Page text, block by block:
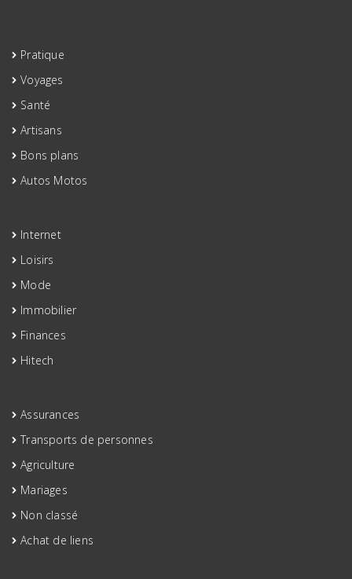
Pratique
Voyages
Santé
Artisans
Bons plans
Autos Motos
Internet
Loisirs
Mode
Immobilier
Finances
Hitech
Assurances
Transports de personnes
Agriculture
Mariages
Non classé
Achat de liens